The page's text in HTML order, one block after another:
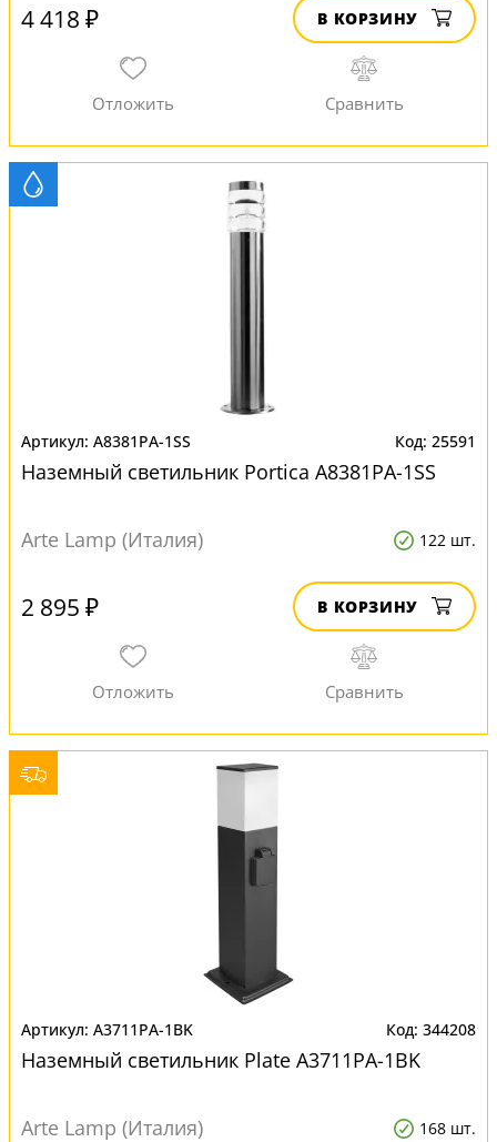
4 418 ₽ В КОРЗИНУ
A8381PA-1SS 25591
Наземный светильник Portica A8381PA-1SS
Arte Lamp (Италия) 122 шт.
2 895 ₽ В КОРЗИНУ
A3711PA-1BK 344208
Наземный светильник Plate A3711PA-1BK
Arte Lamp (Италия) 168 шт.